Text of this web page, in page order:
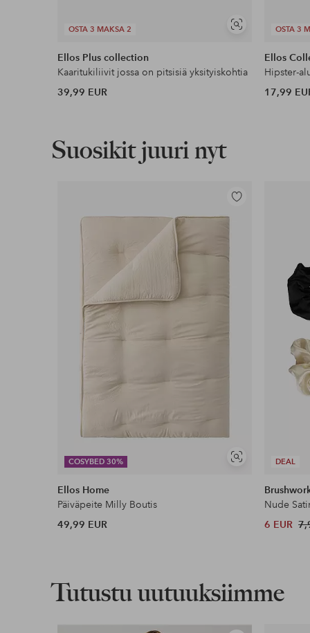
OSTA 3 MAKSA 2
Näytä
Ellos Plus collection
Kaaritukiliivit jossa on pitsisiä yksityiskohtia
39,99 EUR
OSTA 3
Ellos
Hipster-
17,99
Suosikit juuri nyt
COSYBED 30%
Näytä
Lisää
suosikkeihin
Ellos Home
Päiväpeite Milly Boutis
49,99 EUR
DEAL
Nude
6 EUR
Tutustu uutuuksiimme